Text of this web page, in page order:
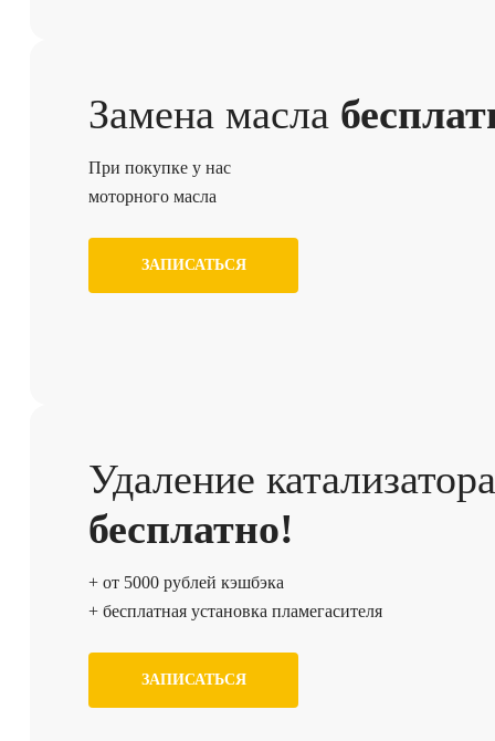
Замена масла
При покупке у нас
моторного масла
ЗАПИСАТЬСЯ
Удаление катализатора
бесплатно!
+ от 5000 рублей кэшбэка
+ бесплатная установка пламегасителя
ЗАПИСАТЬСЯ